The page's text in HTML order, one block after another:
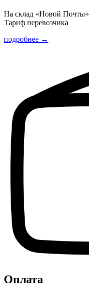
На склад «Новой Почты»
Тариф перевозчика
подробнее →
Оплата